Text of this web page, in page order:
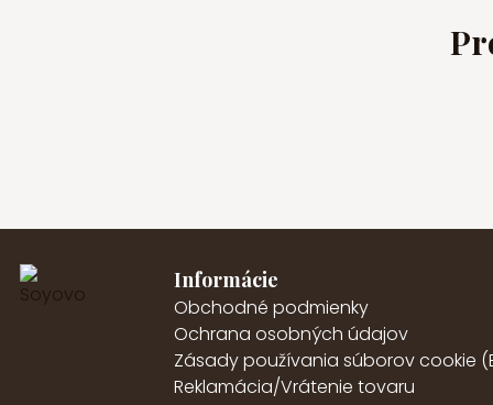
Informácie
Obchodné podmienky
Ochrana osobných údajov
Zásady používania súborov cookie
Reklamácia/Vrátenie tovaru